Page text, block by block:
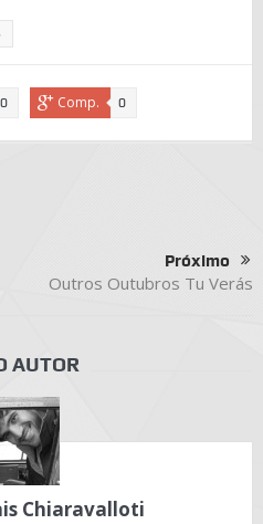
0 Comp. 0
Próximo
Outros Outubros Tu Verás
AUTOR
Chiaravalloti